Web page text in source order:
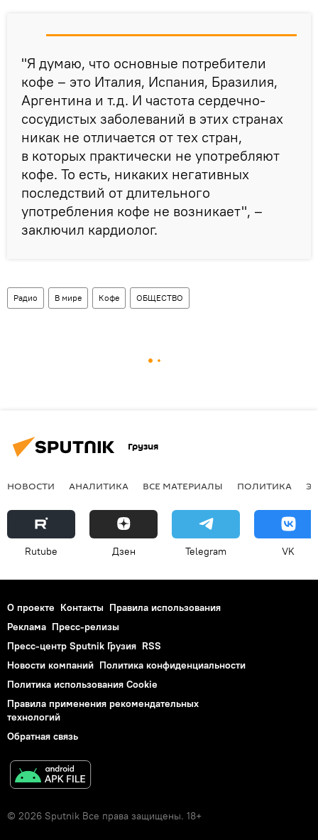
"Я думаю, что основные потребители
кофе – это Италия, Испания, Бразилия,
Аргентина и т.д. И частота сердечно-
сосудистых заболеваний в этих странах
никак не отличается от тех стран,
в которых практически не употребляют
кофе. То есть, никаких негативных
последствий от длительного
употребления кофе не возникает", –
заключил кардиолог.
Радио В мире Кофе ОБЩЕСТВО
Грузия
НОВОСТИ АНАЛИТИКА ВСЕ МАТЕРИАЛЫ ПОЛИТИКА
Rutube Дзен Telegram VK
О проекте Контакты Правила использования
Реклама Пресс-релизы
Пресс-центр Sputnik Грузия RSS
Новости компаний Политика конфиденциальности
Политика использования Cookie
Правила применения рекомендательных
технологий
Обратная связь
© 2026 Sputnik Все права защищены. 18+